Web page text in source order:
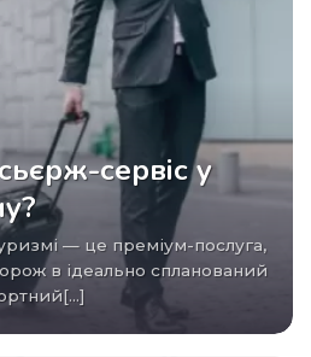
сервіс у
в ідеально спланований